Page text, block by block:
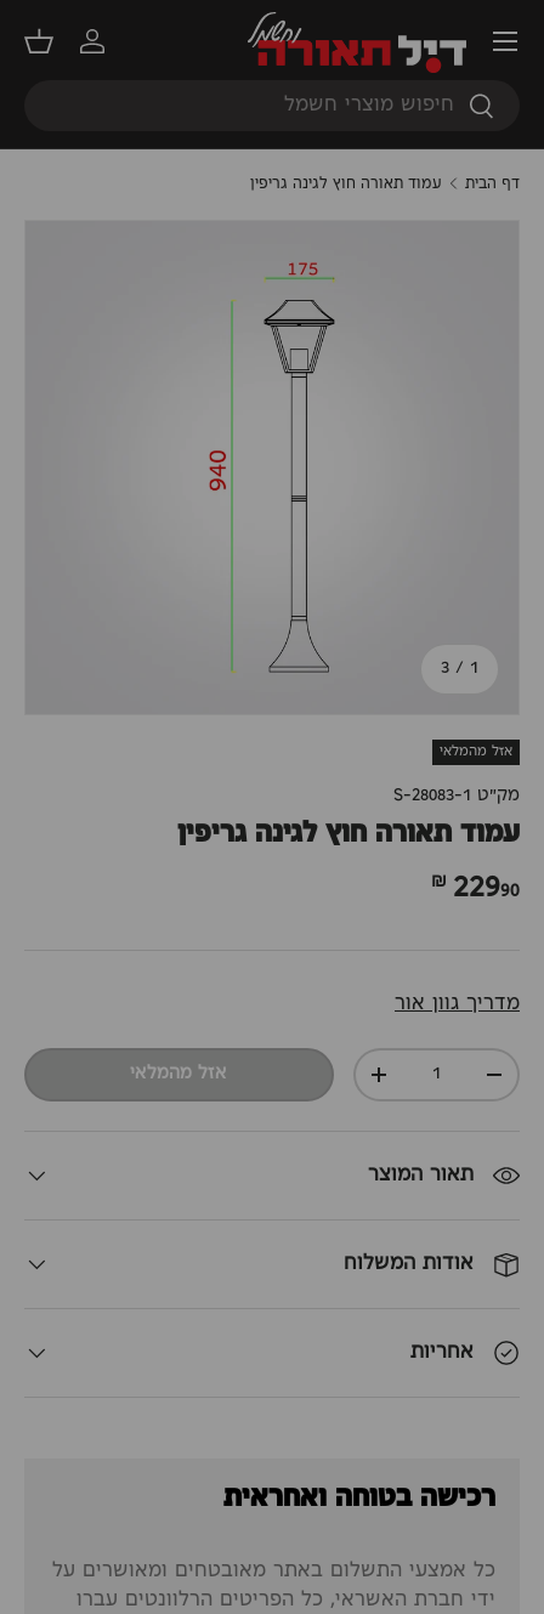
דילוג
חיפוש
חיפוש
התחברות
סל
תפריט
דף הבית עמוד תאורה חוץ לגינה גריפין
1
/ מתוך
3
אזל מהמלאי
מק"ט S-28083-1
עמוד תאורה חוץ לגינה גריפין
22990 ₪
מדריך גוון אור
כמות
-
+ אזל מהמלאי
תאור המוצר
אודות המשלוח
אחריות
רכישה בטוחה ואחראית
כל אמצעי התשלום באתר מאובטחים ומאושרים על
ידי חברת האשראי, כל הפריטים הרלוונטים עברו